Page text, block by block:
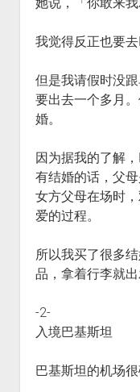
我觉得反正也要
但是我请假时没
要出去一个多月
婚。
因为据我的了解
有结婚的话，父
女方父母在场时
爱的过程。
所以我买了很多
品，拿着行李就出
-2-
入境巴基斯坦
巴基斯坦的机场